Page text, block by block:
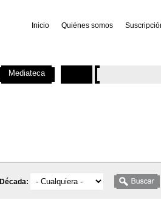
Inicio Quiénes somos
Década:
Mediateca